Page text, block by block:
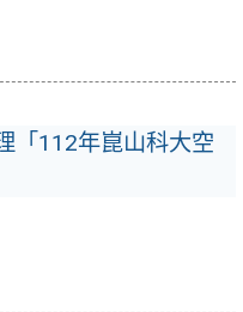
「112年崑山科大空